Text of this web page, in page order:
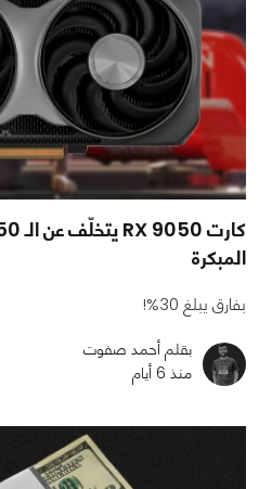
المبكرة
بفارق يبلغ 30%!
بقلم أحمد صفوت
منذ 6 أيام